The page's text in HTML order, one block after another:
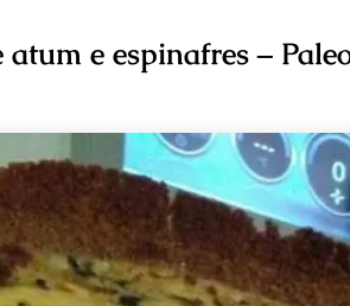
atum e espinafres –